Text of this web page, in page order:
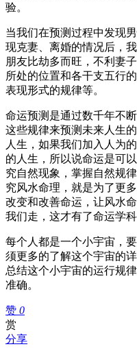
验。
当我们在预测过程中发现
现克妻、离婚的情况后，
朋友比劫多而旺，不利妻
所处的位置和各干支五行
表现形式的规律等。
命运预测是通过数千年不
这些规律来预测未来人生
人生，如果我们加入人为
的人生，所以说命运是可
究自然现象，掌握自然规
究风水命理，就是为了更
改变和改善命运，让风水
我们走，这才有了命运学科
每个人都是一个小宇宙，
须更多的了解这个宇宙的
总结这个小宇宙的运行规
准确。
赞 0
赏
分享